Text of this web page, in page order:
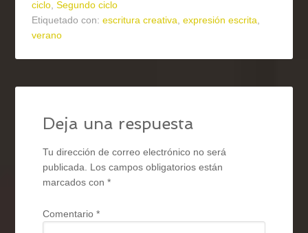
ciclo,Segundo ciclo
Etiquetado con:escritura creativa,expresión escrita,
verano
Deja una respuesta
Tu dirección de correo electrónico no será
publicada. Los campos obligatorios están
marcados con*
Comentario*